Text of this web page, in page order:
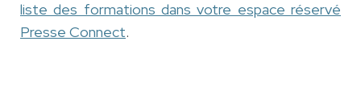
liste des formations dans votre espace réservé
Presse Connect.